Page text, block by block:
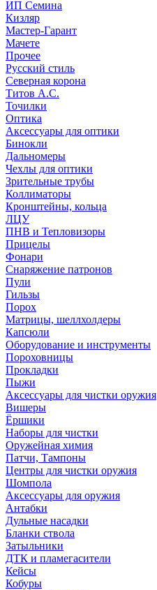
ИП Семина
Кизляр
Мастер-Гарант
Мачете
Прочее
Русский стиль
Северная корона
Титов А.С.
Точилки
Оптика
Аксессуары для оптики
Бинокли
Дальномеры
Чехлы для оптики
Зрительные трубы
Коллиматоры
Кронштейны, кольца
ЛЦУ
ПНВ и Тепловизоры
Прицелы
Фонари
Снаряжение патронов
Пули
Гильзы
Порох
Матрицы, шеллхолдеры
Капсюли
Оборудование и инструменты
Пороховницы
Прокладки
Пыжи
Аксессуары для чистки оружия
Вишеры
Ёршики
Наборы для чистки
Оружейная химия
Патчи, Тампоны
Центры для чистки оружия
Шомпола
Аксессуары для оружия
Антабки
Дульные насадки
Бланки ствола
Затыльники
ДТК и пламегасители
Кейсы
Кобуры